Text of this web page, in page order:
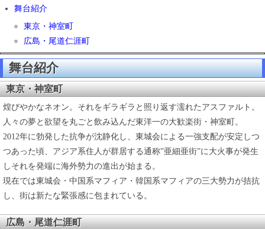
舞台紹介
東京・神室町
広島・尾道仁涯町
舞台紹介
東京・神室町
煌びやかなネオン。それをギラギラと照り返す濡れたアスファルト。
人々の夢と欲望を丸ごと飲み込んだ東洋一の大歓楽街・神室町。
2012年に勃発した抗争が沈静化し、東城会による一強支配が安定しつ
つあった頃、アジア系住人が群居する通称”亜細亜街”に大火事が発生
しそれを発端に海外勢力の進出が始まる。
現在では東城会・中国系マフィア・韓国系マフィアの三大勢力が拮抗
し、街は新たな緊張感に包まれている。
広島・尾道仁涯町